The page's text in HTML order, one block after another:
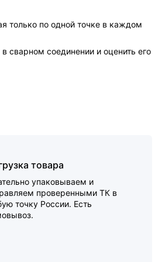
только по одной точке в каждом
сварном соединении и оценить его
товара
упаковываем и
проверенными ТК в
точку России. Есть